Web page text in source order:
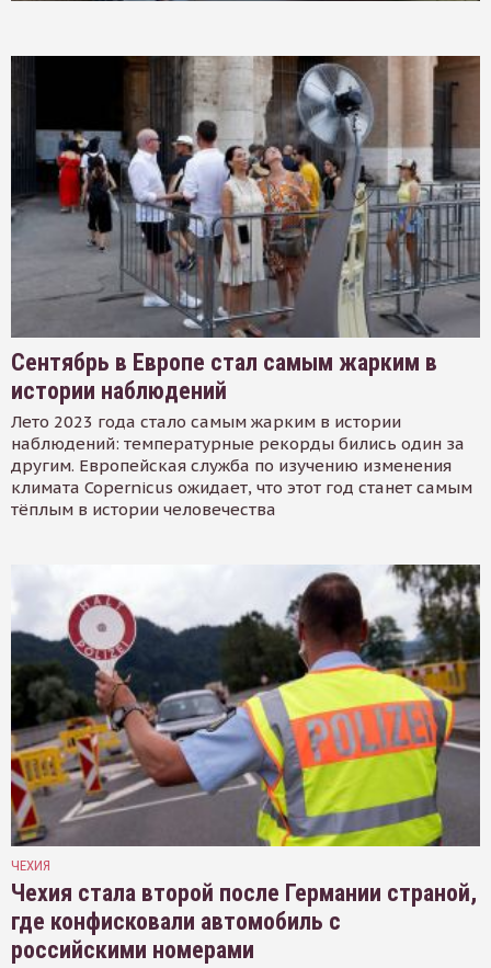
Сентябрь в Европе стал самым жарким в
истории наблюдений
Лето 2023 года стало самым жарким в истории
наблюдений: температурные рекорды бились один за
другим. Европейская служба по изучению изменения
климата Copernicus ожидает, что этот год станет самым
тёплым в истории человечества
ЧЕХИЯ
Чехия стала второй после Германии страной,
где конфисковали автомобиль с
российскими номерами